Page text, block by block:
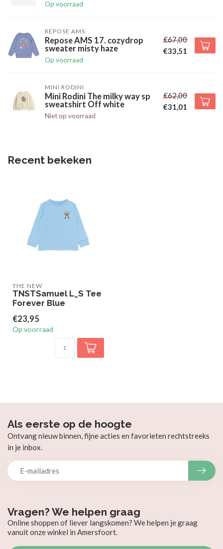
Op voorraad
REPOSE AMS
Repose AMS 17. cozydrop
sweater misty haze
Op voorraad
€67,00
€33,51
MINI RODINI
Mini Rodini The milky way sp
sweatshirt Off white
Niet op voorraad
€62,00
€31,01
Recent bekeken
THE NEW
TNSTSamuel L_S Tee
Forever Blue
€23,95
Op voorraad
Vragen? We helpen graag
Online shoppen of liever langskomen? We helpen je graag
vanuit onze winkel in Amersfoort.
Als eerste op de hoogte
Ontvang nieuw binnen, fijne acties en favorieten rechtstreeks
in je inbox.